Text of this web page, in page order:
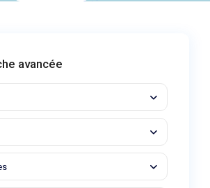
avancée